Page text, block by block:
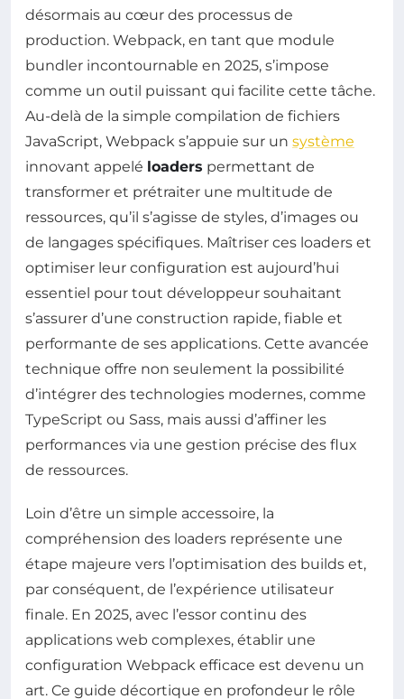
désormais au cœur des processus de
production. Webpack, en tant que module
bundler incontournable en 2025, s’impose
comme un outil puissant qui facilite cette tâche.
Au-delà de la simple compilation de fichiers
JavaScript, Webpack s’appuie sur un système
innovant appelé loaders permettant de
transformer et prétraiter une multitude de
ressources, qu’il s’agisse de styles, d’images ou
de langages spécifiques. Maîtriser ces loaders et
optimiser leur configuration est aujourd’hui
essentiel pour tout développeur souhaitant
s’assurer d’une construction rapide, fiable et
performante de ses applications. Cette avancée
technique offre non seulement la possibilité
d’intégrer des technologies modernes, comme
TypeScript ou Sass, mais aussi d’affiner les
performances via une gestion précise des flux
de ressources.
Loin d’être un simple accessoire, la
compréhension des loaders représente une
étape majeure vers l’optimisation des builds et,
par conséquent, de l’expérience utilisateur
finale. En 2025, avec l’essor continu des
applications web complexes, établir une
configuration Webpack efficace est devenu un
art. Ce guide décortique en profondeur le rôle